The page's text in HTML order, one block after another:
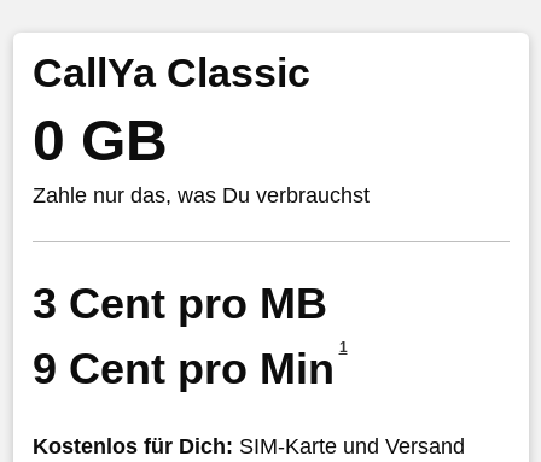
CallYa Classic
0 GB
Zahle nur das, was Du verbrauchst
3 Cent pro MB
9 Cent pro Min
Kostenlos für Dich:SIM-Karte und Versand